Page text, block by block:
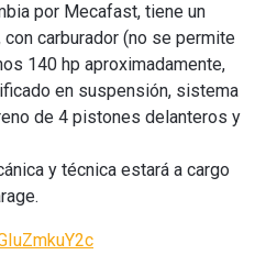
por Mecafast, tiene un
carburador (no se permite
140 hp aproximadamente,
en suspensión, sistema
de 4 pistones delanteros y
y técnica estará a cargo